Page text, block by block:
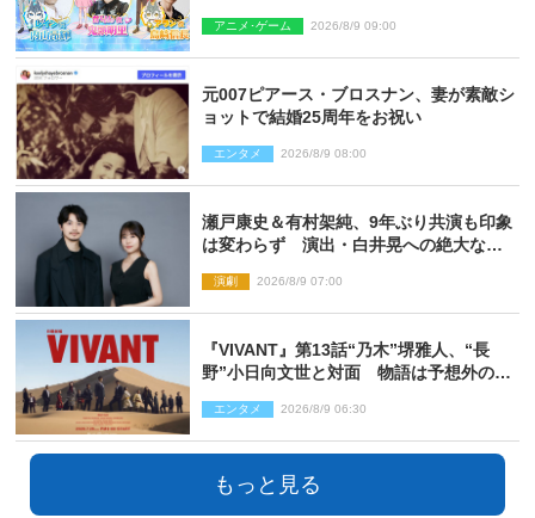
アニメ･ゲーム 2026/8/9 09:00
元007ピアース・ブロスナン、妻が素敵シ
ョットで結婚25周年をお祝い
エンタメ 2026/8/9 08:00
瀬戸康史＆有村架純、9年ぶり共演も印象
は変わらず 演出・白井晃への絶大なる
演劇 2026/8/9 07:00
『VIVANT』第13話“乃木”堺雅人、“長
野”小日向文世と対面 物語は予想外の展
エンタメ 2026/8/9 06:30
もっと見る